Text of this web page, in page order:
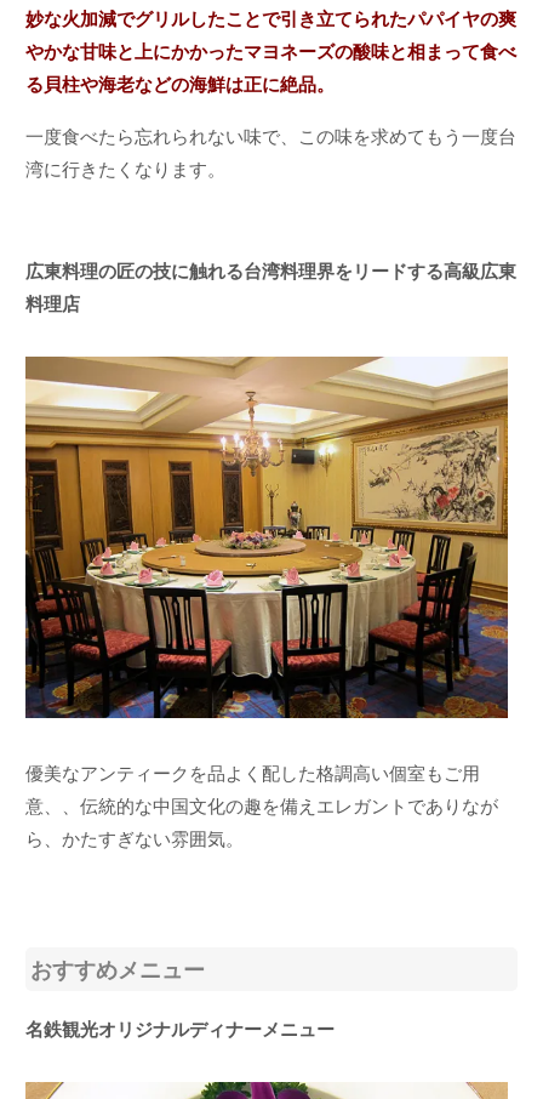
妙な火加減でグリルしたことで引き立てられたパパイヤの爽
やかな甘味と上にかかったマヨネーズの酸味と相まって食べ
る貝柱や海老などの海鮮は正に絶品。
一度食べたら忘れられない味で、この味を求めてもう一度台
湾に行きたくなります。
広東料理の匠の技に触れる台湾料理界をリードする高級広東
料理店
優美なアンティークを品よく配した格調高い個室もご用
意、、伝統的な中国文化の趣を備えエレガントでありなが
ら、かたすぎない雰囲気。
おすすめメニュー
名鉄観光オリジナルディナーメニュー